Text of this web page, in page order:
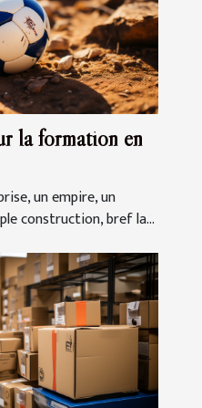
la formation en
un empire, un
construction, bref la...